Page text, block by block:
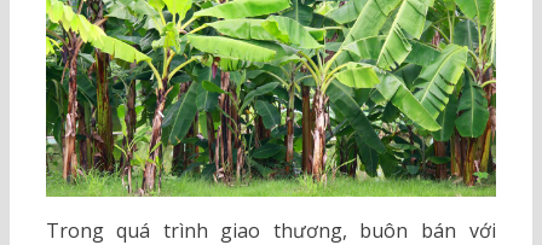
Trong quá trình giao thương, buôn bán với